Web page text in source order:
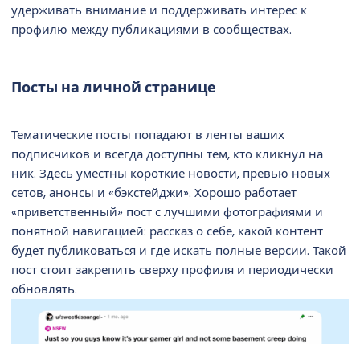
удерживать внимание и поддерживать интерес к
профилю между публикациями в сообществах.
Посты на личной странице
Тематические посты попадают в ленты ваших
подписчиков и всегда доступны тем, кто кликнул на
ник. Здесь уместны короткие новости, превью новых
сетов, анонсы и «бэкстейджи». Хорошо работает
«приветственный» пост с лучшими фотографиями и
понятной навигацией: рассказ о себе, какой контент
будет публиковаться и где искать полные версии. Такой
пост стоит закрепить сверху профиля и периодически
обновлять.